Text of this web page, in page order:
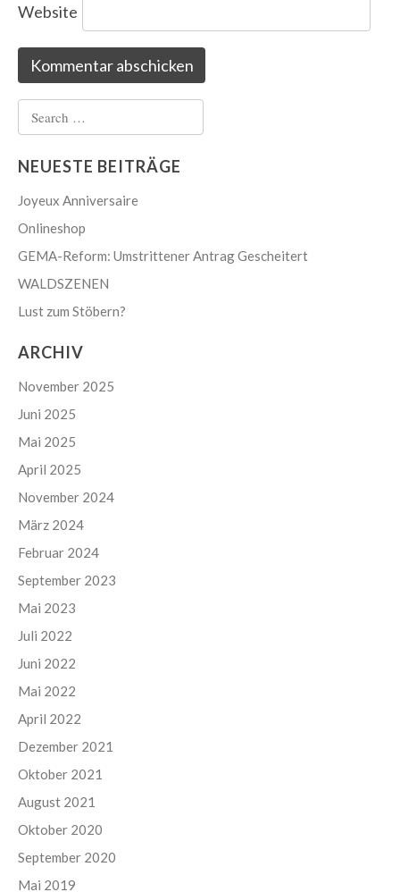
Website
for:
NEUESTE BEITRÄGE
Joyeux Anniversaire
Onlineshop
GEMA-Reform: Umstrittener Antrag Gescheitert
WALDSZENEN
Lust zum Stöbern?
ARCHIV
November 2025
Juni 2025
Mai 2025
April 2025
November 2024
März 2024
Februar 2024
September 2023
Mai 2023
Juli 2022
Juni 2022
Mai 2022
April 2022
Dezember 2021
Oktober 2021
August 2021
Oktober 2020
September 2020
Mai 2019